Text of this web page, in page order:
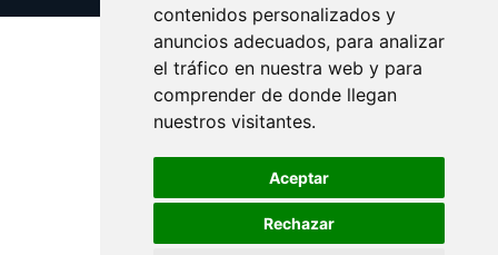
contenidos personalizados y
anuncios adecuados, para analizar
el tráfico en nuestra web y para
comprender de donde llegan
nuestros visitantes.
Aceptar
Rechazar